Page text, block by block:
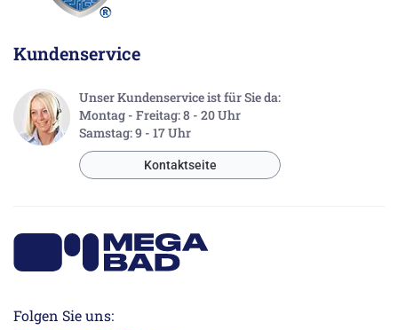
Kundenservice
Unser Kundenservice ist für Sie da:
Montag - Freitag: 8 - 20 Uhr
Samstag: 9 - 17 Uhr
Kontaktseite
Folgen Sie uns: